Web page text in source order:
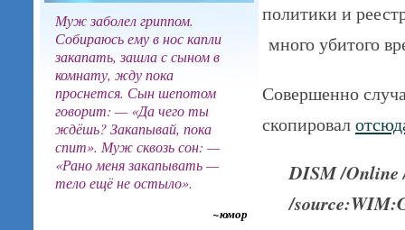
политики и
много убитого
Совершенно
скопировал
DISM /Online
/
Муж заболел гриппом.
Собираюсь ему в нос капли
закапать, зашла с сыном в
комнату, жду пока
проснется. Сын шепотом
говорит: — «Да чего ты
ждёшь? Закапывай, пока
спит». Муж сквозь сон: —
«Рано меня закапывать —
тело ещё не остыло».
~юмор